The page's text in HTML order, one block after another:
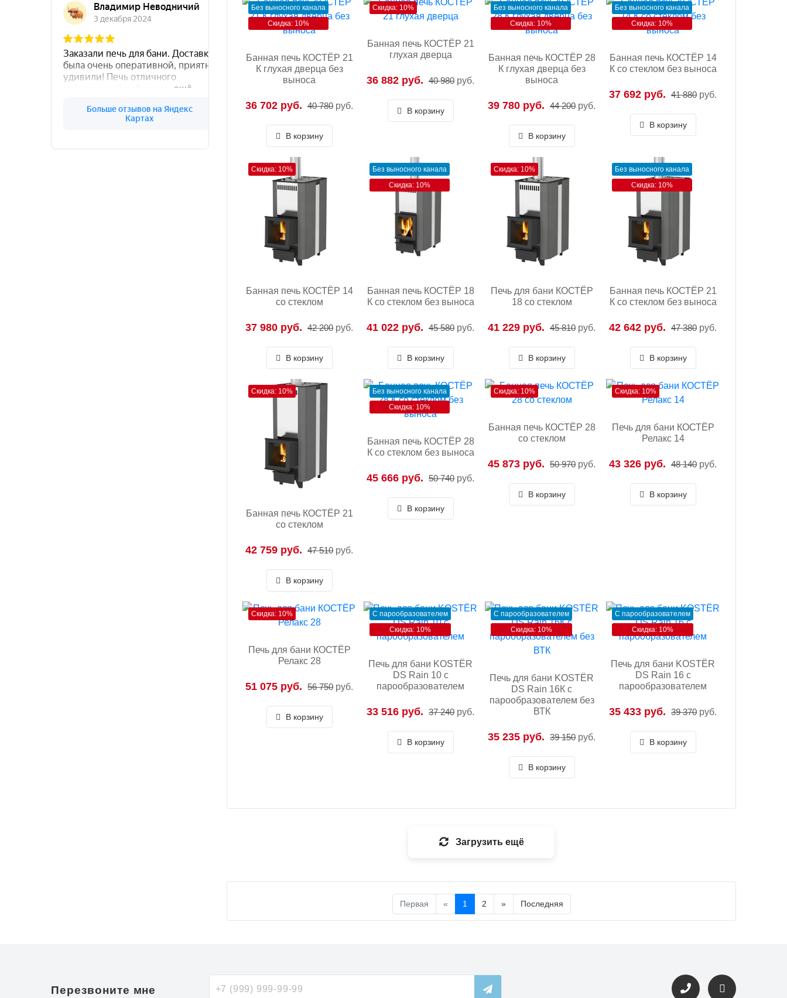
Без выносного канала
Скидка: 10%
Банная печь КОСТЁР 21
К глухая дверца без
выноса
36 702 руб. 40 780 руб.
В корзину
Скидка: 10%
Банная печь КОСТЁР 21
глухая дверца
36 882 руб. 40 980 руб.
В корзину
Без выносного канала
Скидка: 10%
Банная печь КОСТЁР 28
К глухая дверца без
выноса
39 780 руб. 44 200 руб.
В корзину
Без выносного канала
Скидка: 10%
Банная печь КОСТЁР 14
К со стеклом без выноса
37 692 руб. 41 880 руб.
В корзину
Скидка: 10%
Банная печь КОСТЁР 14
со стеклом
37 980 руб. 42 200 руб.
В корзину
Без выносного канала
Скидка: 10%
Банная печь КОСТЁР 18
К со стеклом без выноса
41 022 руб. 45 580 руб.
В корзину
Скидка: 10%
Печь для бани КОСТЁР
18 со стеклом
41 229 руб. 45 810 руб.
В корзину
Без выносного канала
Скидка: 10%
Банная печь КОСТЁР 21
К со стеклом без выноса
42 642 руб. 47 380 руб.
В корзину
Скидка: 10%
Банная печь КОСТЁР 21
со стеклом
42 759 руб. 47 510 руб.
В корзину
Без выносного канала
Скидка: 10%
Банная печь КОСТЁР 28
К со стеклом без выноса
45 666 руб. 50 740 руб.
В корзину
Скидка: 10%
Банная печь КОСТЁР 28
со стеклом
45 873 руб. 50 970 руб.
В корзину
Скидка: 10%
Печь для бани КОСТЁР
Релакс 14
43 326 руб. 48 140 руб.
В корзину
Скидка: 10%
Печь для бани КОСТЁР
Релакс 28
51 075 руб. 56 750 руб.
В корзину
С парообразователем
Скидка: 10%
Печь для бани KOSTЁR
DS Rain 10 с
парообразователем
33 516 руб. 37 240 руб.
В корзину
С парообразователем
Скидка: 10%
Печь для бани KOSTЁR
DS Rain 16К с
парообразователем без
ВТК
35 235 руб. 39 150 руб.
В корзину
С парообразователем
Скидка: 10%
Печь для бани KOSTЁR
DS Rain 16 с
парообразователем
35 433 руб. 39 370 руб.
В корзину
Загрузить ещё
Первая « 1 2 » Последняя
Перезвоните мне